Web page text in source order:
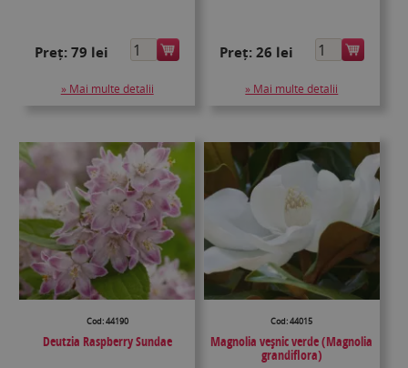
Preț:79 lei
» Mai multe detalii
Preț: 26 lei
» Mai multe detalii
Cod: 44190
Deutzia Raspberry Sundae
Cod: 44015
Magnolia veşnic verde (Magnolia
grandiflora)